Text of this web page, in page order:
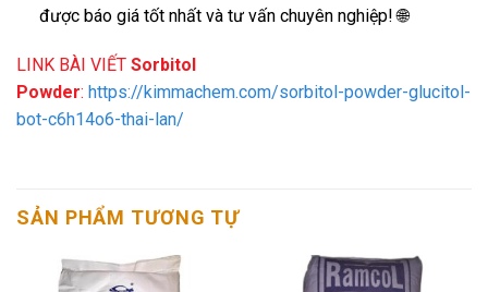
được báo giá tốt nhất và tư vấn chuyên nghiệp! 🌐
LINK BÀI VIẾT Sorbitol
Powder: https://kimmachem.com/sorbitol-powder-glucitol-
bot-c6h14o6-thai-lan/
SẢN PHẨM TƯƠNG TỰ